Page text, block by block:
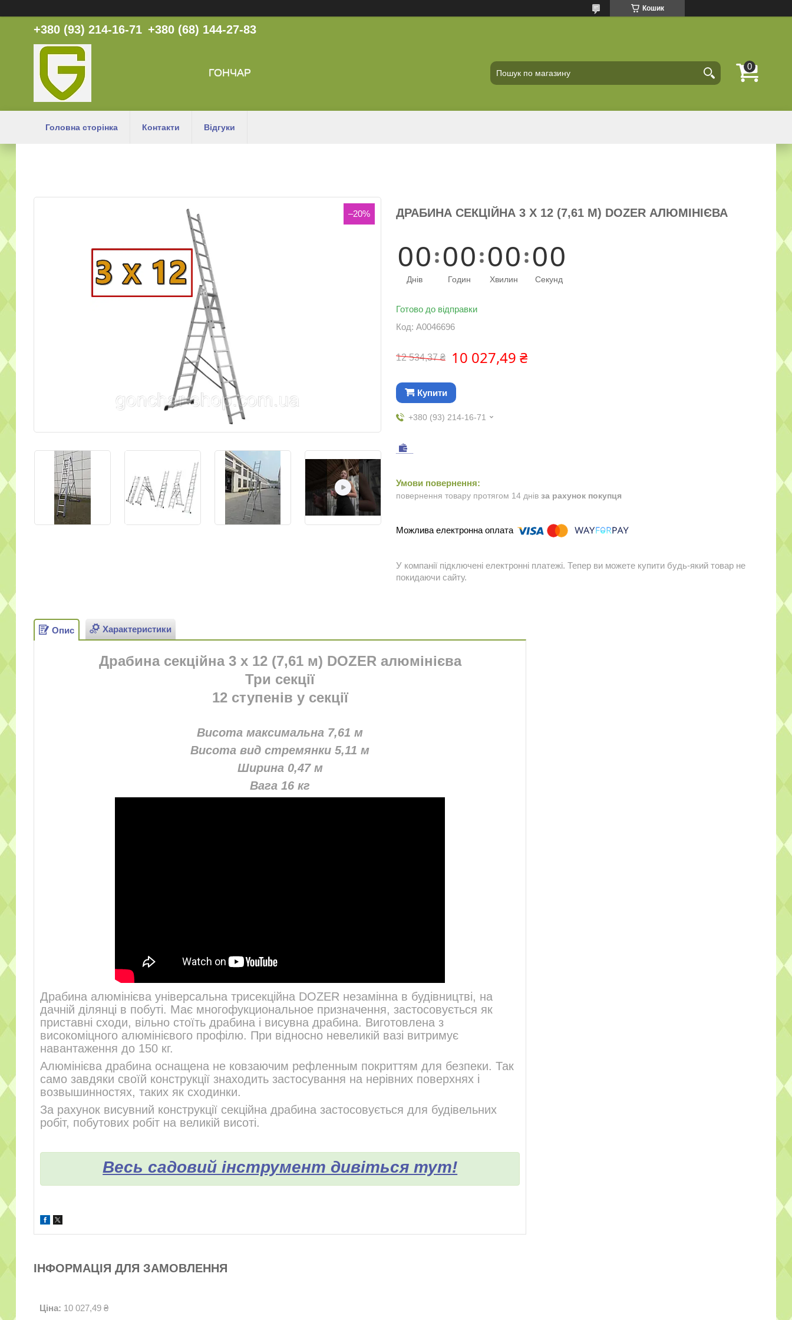
Кошик
+380 (93) 214-16-71 +380 (68) 144-27-83
ГОНЧАР
Головна сторінка Контакти Відгуки
–20% ДРАБИНА СЕКЦІЙНА 3 Х 12 (7,61 М) DOZER АЛЮМІНІЄВА
00
Днів
00
Годин
00
Хвилин
00
Секунд
Готово до відправки
Код: А0046696
12 534,37 ₴ 10 027,49 ₴
Купити
+380 (93) 214-16-71
повернення товару протягом 14 днів за рахунок покупця
У компанії підключені електронні платежі. Тепер ви можете купити будь-який товар не
покидаючи сайту.
Опис Характеристики
Драбина секційна 3 х 12 (7,61 м) DOZER алюмінієва
Три секції
12 ступенів у секції
Висота максимальна 7,61 м
Висота вид стремянки 5,11 м
Ширина 0,47 м
Вага 16 кг
Драбина алюмінієва універсальна трисекційна DOZER незамінна в будівництві, на
дачній ділянці в побуті. Має многофукциональное призначення, застосовується як
приставні сходи, вільно стоїть драбина і висувна драбина. Виготовлена з
високоміцного алюмінієвого профілю. При відносно невеликій вазі витримує
навантаження до 150 кг.
Алюмінієва драбина оснащена не ковзаючим рефленным покриттям для безпеки. Так
само завдяки своїй конструкції знаходить застосування на нерівних поверхнях і
возвышинностях, таких як сходинки.
За рахунок висувний конструкції секційна драбина застосовується для будівельних
робіт, побутових робіт на великій висоті.
Весь садовий інструмент дивіться тут!
ІНФОРМАЦІЯ ДЛЯ ЗАМОВЛЕННЯ
Ціна: 10 027,49 ₴